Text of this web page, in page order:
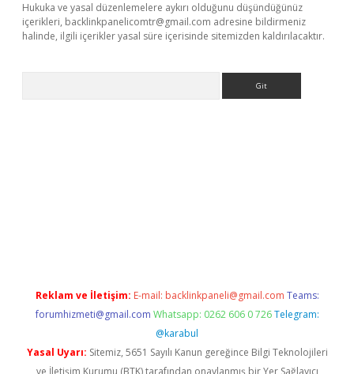
Hukuka ve yasal düzenlemelere aykırı olduğunu düşündüğünüz
içerikleri, backlinkpanelicomtr@gmail.com adresine bildirmeniz
halinde, ilgili içerikler yasal süre içerisinde sitemizden kaldırılacaktır.
Reklam ve İletişim: E-mail: backlinkpaneli@gmail.com Teams:
forumhizmeti@gmail.com Whatsapp: 0262 606 0 726 Telegram:
@karabul
Yasal Uyarı: Sitemiz, 5651 Sayılı Kanun gereğince Bilgi Teknolojileri
ve İletişim Kurumu (BTK) tarafından onaylanmış bir Yer Sağlayıcı